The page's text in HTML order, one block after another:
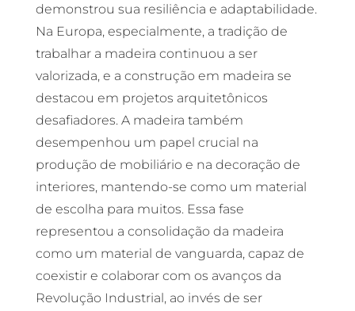
demonstrou sua resiliência e adaptabilidade.
Na Europa, especialmente, a tradição de
trabalhar a madeira continuou a ser
valorizada, e a construção em madeira se
destacou em projetos arquitetônicos
desafiadores. A madeira também
desempenhou um papel crucial na
produção de mobiliário e na decoração de
interiores, mantendo-se como um material
de escolha para muitos. Essa fase
representou a consolidação da madeira
como um material de vanguarda, capaz de
coexistir e colaborar com os avanços da
Revolução Industrial, ao invés de ser